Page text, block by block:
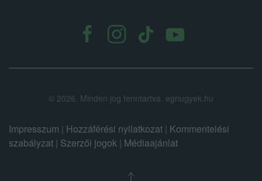
© 2026. Minden jog fenntartva. egriugyek.hu
Impresszum | Hozzáférési nyilatkozat | Kommentelési
szabályzat | Szerzői jogok | Médiaajánlat